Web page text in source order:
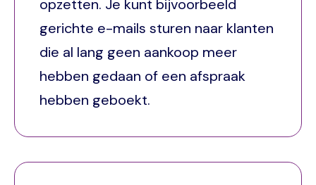
opzetten. Je kunt bijvoorbeeld
gerichte e-mails sturen naar klanten
die al lang geen aankoop meer
hebben gedaan of een afspraak
hebben geboekt.